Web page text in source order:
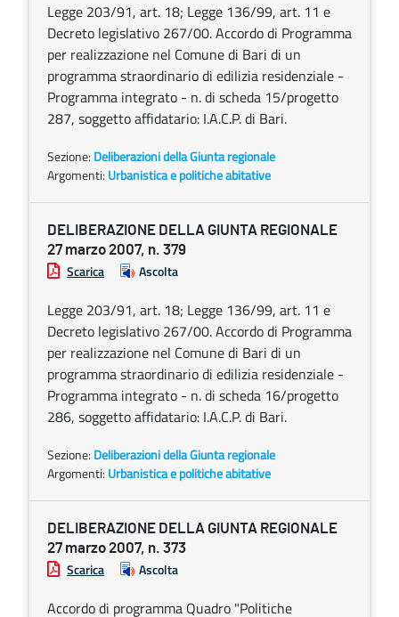
Legge 203/91, art. 18; Legge 136/99, art. 11 e
Decreto legislativo 267/00. Accordo di Programma
per realizzazione nel Comune di Bari di un
programma straordinario di edilizia residenziale -
Programma integrato - n. di scheda 15/progetto
287, soggetto affidatario: I.A.C.P. di Bari.
Sezione: Deliberazioni della Giunta regionale
Argomenti: Urbanistica e politiche abitative
DELIBERAZIONE DELLA GIUNTA REGIONALE
27 marzo 2007, n. 379
Scarica Ascolta
Legge 203/91, art. 18; Legge 136/99, art. 11 e
Decreto legislativo 267/00. Accordo di Programma
per realizzazione nel Comune di Bari di un
programma straordinario di edilizia residenziale -
Programma integrato - n. di scheda 16/progetto
286, soggetto affidatario: I.A.C.P. di Bari.
Sezione: Deliberazioni della Giunta regionale
Argomenti: Urbanistica e politiche abitative
DELIBERAZIONE DELLA GIUNTA REGIONALE
27 marzo 2007, n. 373
Scarica Ascolta
Accordo di programma Quadro "Politiche